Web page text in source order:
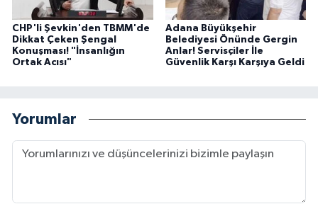
CHP'li Şevkin'den TBMM'de
Dikkat Çeken Şengal
Konuşması! "İnsanlığın
Ortak Acısı"
Adana Büyükşehir
Belediyesi Önünde Gergin
Anlar! Servisçiler İle
Güvenlik Karşı Karşıya Geldi
Yorumlar